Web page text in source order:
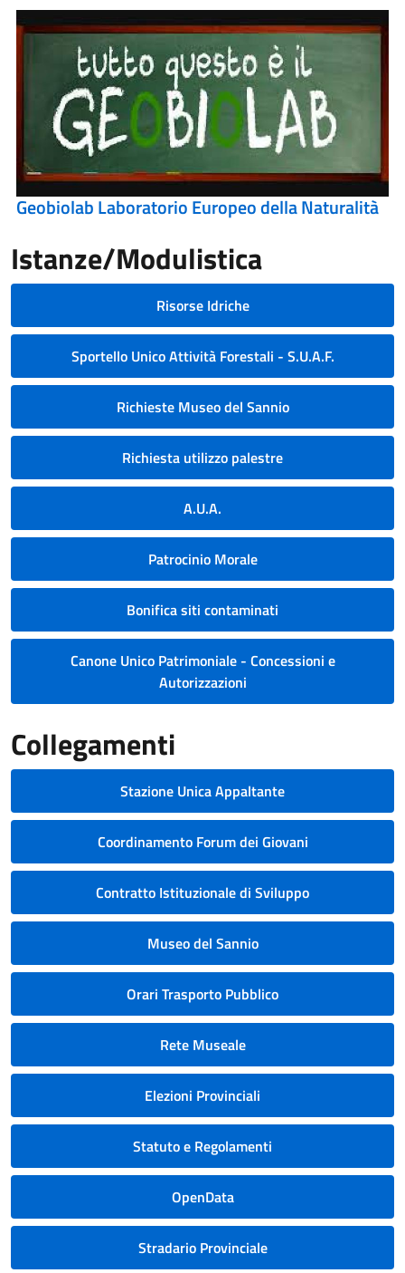
Geobiolab Laboratorio Europeo della Naturalità
Istanze/Modulistica
Risorse Idriche
Sportello Unico Attività Forestali - S.U.A.F.
Richieste Museo del Sannio
Richiesta utilizzo palestre
A.U.A.
Patrocinio Morale
Bonifica siti contaminati
Canone Unico Patrimoniale - Concessioni e
Autorizzazioni
Collegamenti
Stazione Unica Appaltante
Coordinamento Forum dei Giovani
Contratto Istituzionale di Sviluppo
Museo del Sannio
Orari Trasporto Pubblico
Rete Museale
Elezioni Provinciali
Statuto e Regolamenti
OpenData
Stradario Provinciale